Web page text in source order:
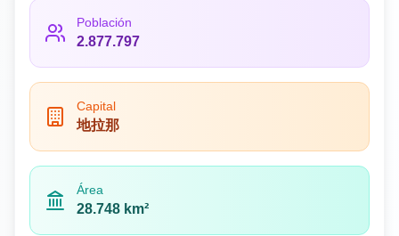
Población
2.877.797
Capital
地拉那
Área
28.748 km²